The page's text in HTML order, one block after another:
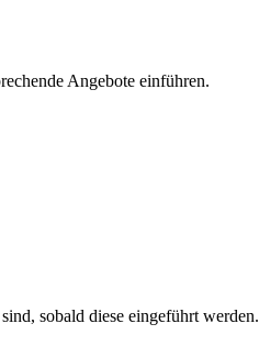
Angebote einführen.
sobald diese eingeführt werden.